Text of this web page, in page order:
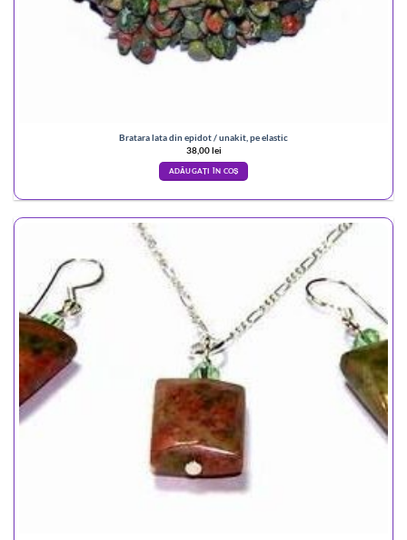
Bratara lata din epidot / unakit, pe elastic
38,00lei
ADĂUGAȚI ÎN COȘ